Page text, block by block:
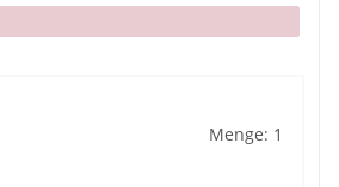
Menge: 1